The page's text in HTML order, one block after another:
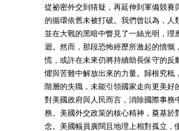
從祕密外交到猜疑，再延伸到軍備競賽
的循環依舊未被打破。我們曾以為，人
並在大戰的黑暗中瞥見了一絲光明，理
迴。然而，那段恐怖經歷所激起的憤慨
慌，或許在未來仍將持續助長保守的反
懼與苦難中解放出來的力量。歸根究柢
階層的失職，未能引領國家走向更美好
對美國政府與人民而言，消除國際事務
務。美國外交政策的核心精神，奠基於
念。美國幅員廣闊且地理上相對孤立，